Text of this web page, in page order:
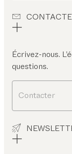
Écrivez-nous.
questions.
Contacter